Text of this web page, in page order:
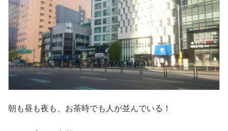
朝も昼も夜も、お茶時でも人が並んでいる！